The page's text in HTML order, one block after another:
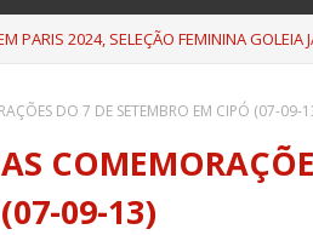
PARIS 2024, SELEÇÃO FEMININA GOLEIA
DO 7 DE SETEMBRO EM CIPÓ (07-09-
09-13)